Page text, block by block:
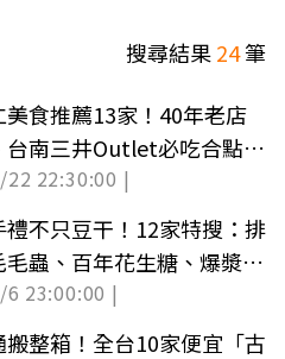
搜尋結果24筆
美食推薦13家！40年老店
台南三井Outlet必吃合點壽
22:30:00 |
不只豆干！12家特搜：排
毛蟲、百年花生糖、爆漿生
23:00:00 |
搬整箱！全台10家便宜「古